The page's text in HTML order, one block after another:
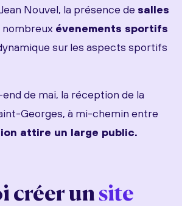
Nouvel, la présence de salles
nombreux évenements sportifs
sur les aspects sportifs
de mai, la réception de la
Georges, à mi-chemin entre
attire un large public.
créer unsite